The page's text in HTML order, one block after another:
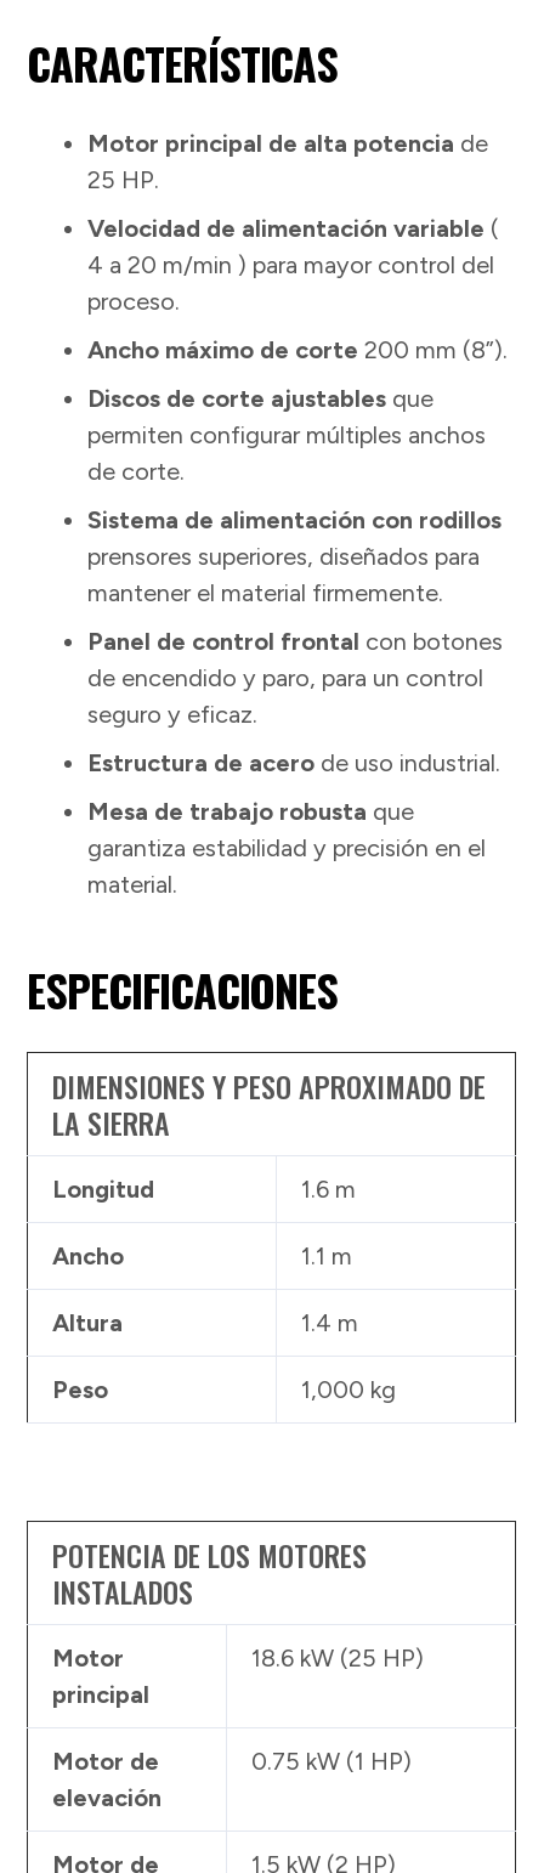
CARACTERÍSTICAS
Motor principal de alta potencia de
25 HP.
Velocidad de alimentación variable (
4 a 20 m/min ) para mayor control del
proceso.
Ancho máximo de corte 200 mm (8”).
Discos de corte ajustables que
permiten configurar múltiples anchos
de corte.
Sistema de alimentación con rodillos
prensores superiores, diseñados para
mantener el material firmemente.
Panel de control frontal con botones
de encendido y paro, para un control
seguro y eficaz.
Estructura de acero de uso industrial.
Mesa de trabajo robusta que
garantiza estabilidad y precisión en el
material.
ESPECIFICACIONES
DIMENSIONES Y PESO APROXIMADO DE
LA SIERRA
Longitud 1.6 m
Ancho 1.1 m
Altura 1.4 m
Peso 1,000 kg
POTENCIA DE LOS MOTORES
INSTALADOS
Motor
principal
18.6 kW (25 HP)
Motor de
elevación
0.75 kW (1 HP)
Motor de 1.5 kW (2 HP)